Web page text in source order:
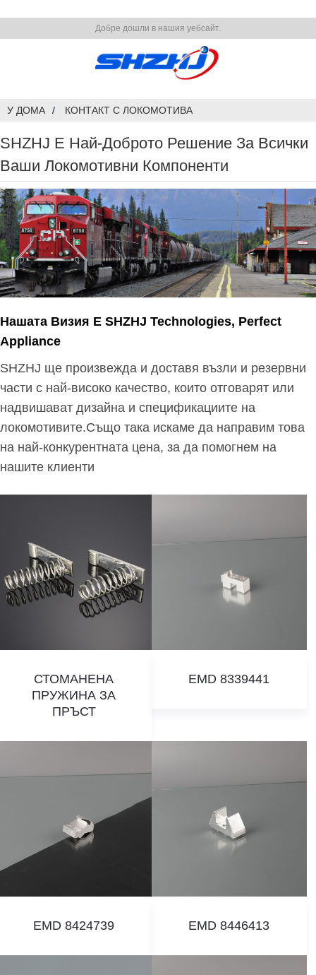
Добре дошли в нашия уебсайт.
У ДОМА КОНТАКТ С ЛОКОМОТИВА
SHZHJ Е Най-Доброто Решение За Всички
Ваши Локомотивни Компоненти
Нашата Визия Е SHZHJ Technologies, Perfect
Appliance
SHZHJ ще произвежда и доставя възли и резервни
части с най-високо качество, които отговарят или
надвишават дизайна и спецификациите на
локомотивите.Също така искаме да направим това
на най-конкурентната цена, за да помогнем на
нашите клиенти
СТОМАНЕНА
ПРУЖИНА ЗА
ПРЪСТ
EMD 8339441
EMD 8424739 EMD 8446413